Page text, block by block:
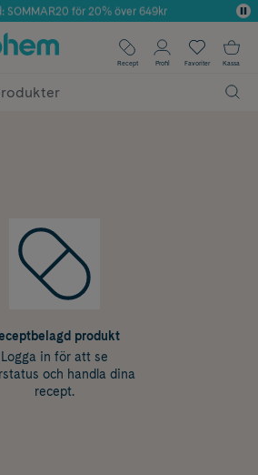
Butik 2025 inom Skönhet
SOMMAR20 för 20% över 649kr
✓ Fri frakt
✓ Poäng på alla köp*
Recept Profil Favoriter Kassa
produkt
Logga in för att se
och handla dina
recept.